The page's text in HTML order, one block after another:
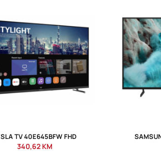
TV 40E645BFW FHD
340,62 KM